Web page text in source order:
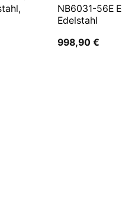
NB6031-56E
Edelstahl
998,90 €